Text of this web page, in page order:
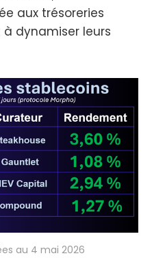
aux trésoreries
dynamiser leurs
au 4 mai 2026